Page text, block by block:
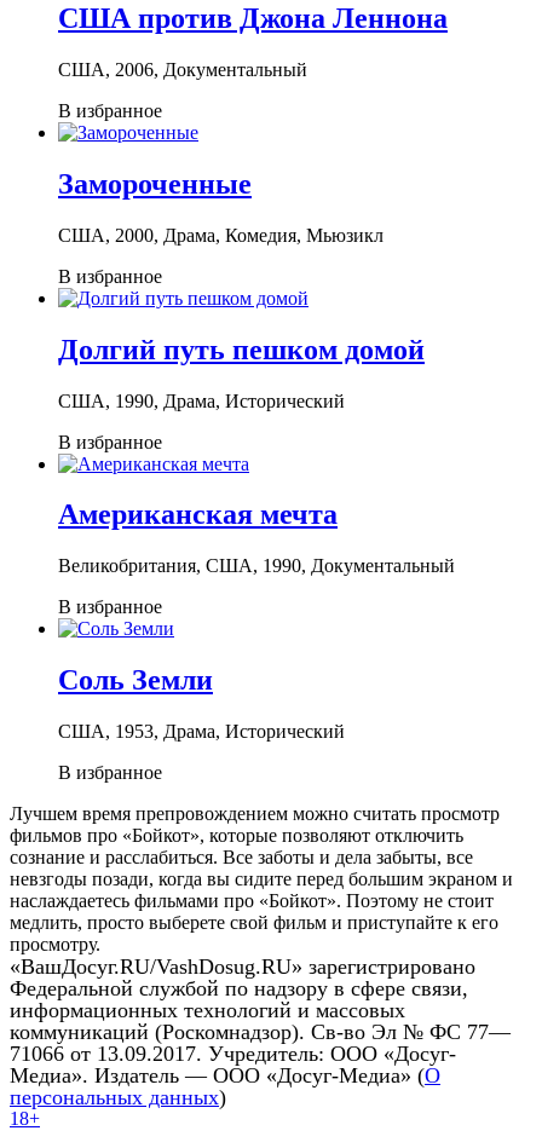
США против Джона Леннона
США, 2006, Документальный
В избранное
Замороченные
США, 2000, Драма, Комедия, Мьюзикл
В избранное
Долгий путь пешком домой
США, 1990, Драма, Исторический
В избранное
Американская мечта
Великобритания, США, 1990, Документальный
В избранное
Соль Земли
США, 1953, Драма, Исторический
В избранное
Лучшем время препровождением можно считать просмотр
фильмов про «Бойкот», которые позволяют отключить
сознание и расслабиться. Все заботы и дела забыты, все
невзгоды позади, когда вы сидите перед большим экраном и
наслаждаетесь фильмами про «Бойкот». Поэтому не стоит
медлить, просто выберете свой фильм и приступайте к его
просмотру.
«ВашДосуг.RU/VashDosug.RU» зарегистрировано
Федеральной службой по надзору в сфере связи,
информационных технологий и массовых
коммуникаций (Роскомнадзор). Св-во Эл № ФС 77—
71066 от 13.09.2017. Учредитель: ООО «Досуг-
Медиа». Издатель — ООО «Досуг-Медиа» (О
персональных данных)
18+